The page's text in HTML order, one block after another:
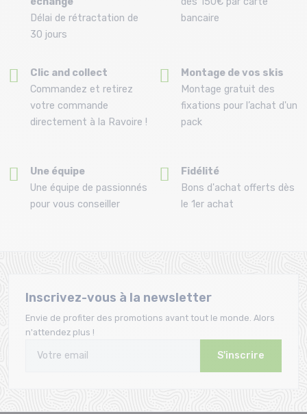
Délai de rétractation de
30 jours
bancaire
Clic and collect
Commandez et retirez
votre commande
directement à la Ravoire !
Montage de vos skis
Montage gratuit des
fixations pour l’achat d'un
pack
Une équipe
Une équipe de passionnés
pour vous conseiller
Fidélité
Bons d'achat offerts dès
le 1er achat
Inscrivez-vous à la newsletter
Envie de profiter des promotions avant tout le monde. Alors
n'attendez plus !
S'inscrire